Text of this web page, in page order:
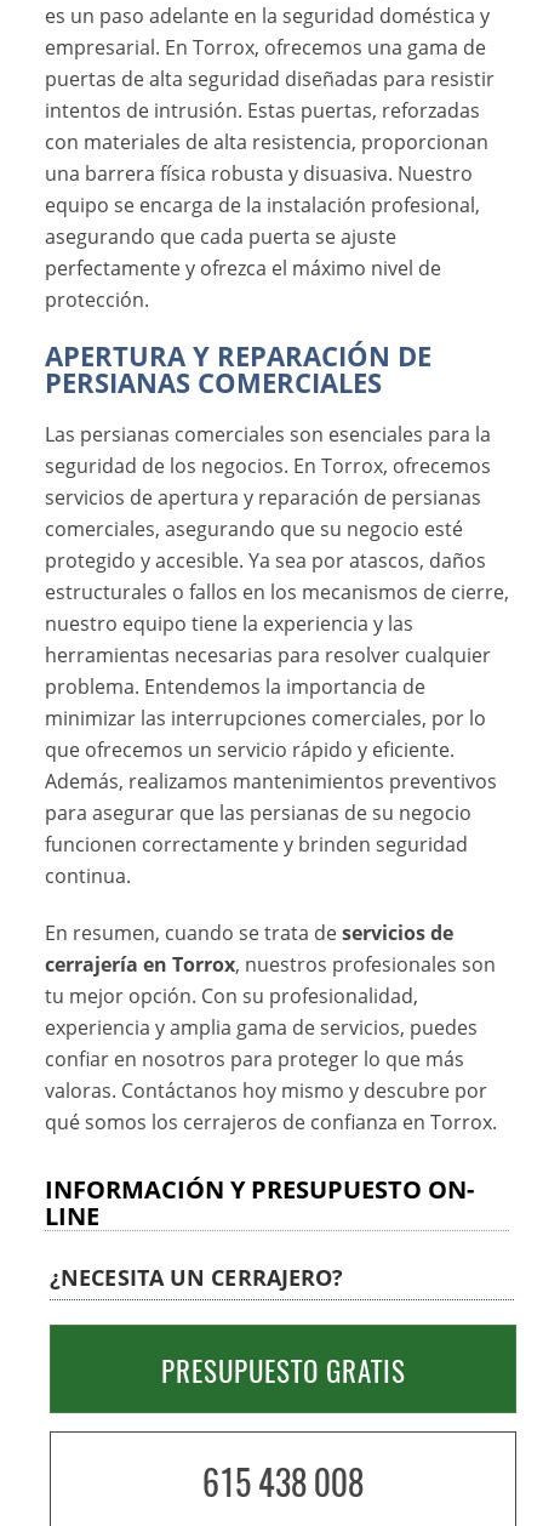
es un paso adelante en la seguridad doméstica y
empresarial. En Torrox, ofrecemos una gama de
puertas de alta seguridad diseñadas para resistir
intentos de intrusión. Estas puertas, reforzadas
con materiales de alta resistencia, proporcionan
una barrera física robusta y disuasiva. Nuestro
equipo se encarga de la instalación profesional,
asegurando que cada puerta se ajuste
perfectamente y ofrezca el máximo nivel de
protección.
APERTURA Y REPARACIÓN DE
PERSIANAS COMERCIALES
Las persianas comerciales son esenciales para la
seguridad de los negocios. En Torrox, ofrecemos
servicios de apertura y reparación de persianas
comerciales, asegurando que su negocio esté
protegido y accesible. Ya sea por atascos, daños
estructurales o fallos en los mecanismos de cierre,
nuestro equipo tiene la experiencia y las
herramientas necesarias para resolver cualquier
problema. Entendemos la importancia de
minimizar las interrupciones comerciales, por lo
que ofrecemos un servicio rápido y eficiente.
Además, realizamos mantenimientos preventivos
para asegurar que las persianas de su negocio
funcionen correctamente y brinden seguridad
continua.
En resumen, cuando se trata deservicios de
cerrajería en Torrox, nuestros profesionales son
tu mejor opción. Con su profesionalidad,
experiencia y amplia gama de servicios, puedes
confiar en nosotros para proteger lo que más
valoras. Contáctanos hoy mismo y descubre por
qué somos los cerrajeros de confianza en Torrox.
INFORMACIÓN Y PRESUPUESTO ON-
LINE
¿NECESITA UN CERRAJERO?
PRESUPUESTO GRATIS
615 438 008